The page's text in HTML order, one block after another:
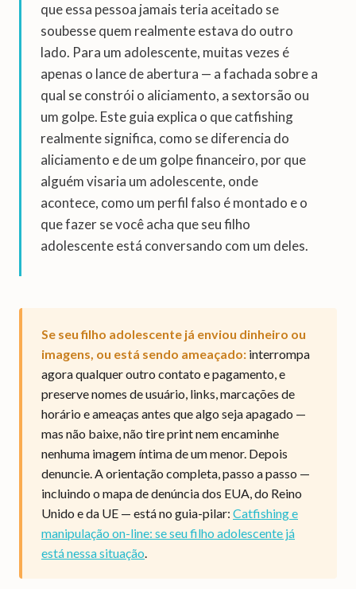
que essa pessoa jamais teria aceitado se
soubesse quem realmente estava do outro
lado. Para um adolescente, muitas vezes é
apenas o lance de abertura — a fachada sobre a
qual se constrói o aliciamento, a sextorsão ou
um golpe. Este guia explica o que catfishing
realmente significa, como se diferencia do
aliciamento e de um golpe financeiro, por que
alguém visaria um adolescente, onde
acontece, como um perfil falso é montado e o
que fazer se você acha que seu filho
adolescente está conversando com um deles.
Se seu filho adolescente já enviou dinheiro ou
imagens, ou está sendo ameaçado: interrompa
agora qualquer outro contato e pagamento, e
preserve nomes de usuário, links, marcações de
horário e ameaças antes que algo seja apagado —
mas não baixe, não tire print nem encaminhe
nenhuma imagem íntima de um menor. Depois
denuncie. A orientação completa, passo a passo —
incluindo o mapa de denúncia dos EUA, do Reino
Unido e da UE — está no guia-pilar: Catfishing e
manipulação on-line: se seu filho adolescente já
está nessa situação.